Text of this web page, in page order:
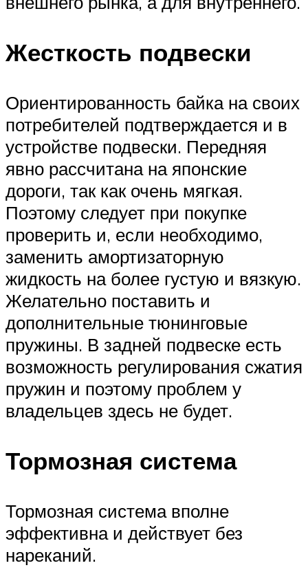
Жесткость подвески
Ориентированность байка на своих
потребителей подтверждается и в
устройстве подвески. Передняя
явно рассчитана на японские
дороги, так как очень мягкая.
Поэтому следует при покупке
проверить и, если необходимо,
заменить амортизаторную
жидкость на более густую и вязкую.
Желательно поставить и
дополнительные тюнинговые
пружины. В задней подвеске есть
возможность регулирования сжатия
пружин и поэтому проблем у
владельцев здесь не будет.
Тормозная система
Тормозная система вполне
эффективна и действует без
нареканий.